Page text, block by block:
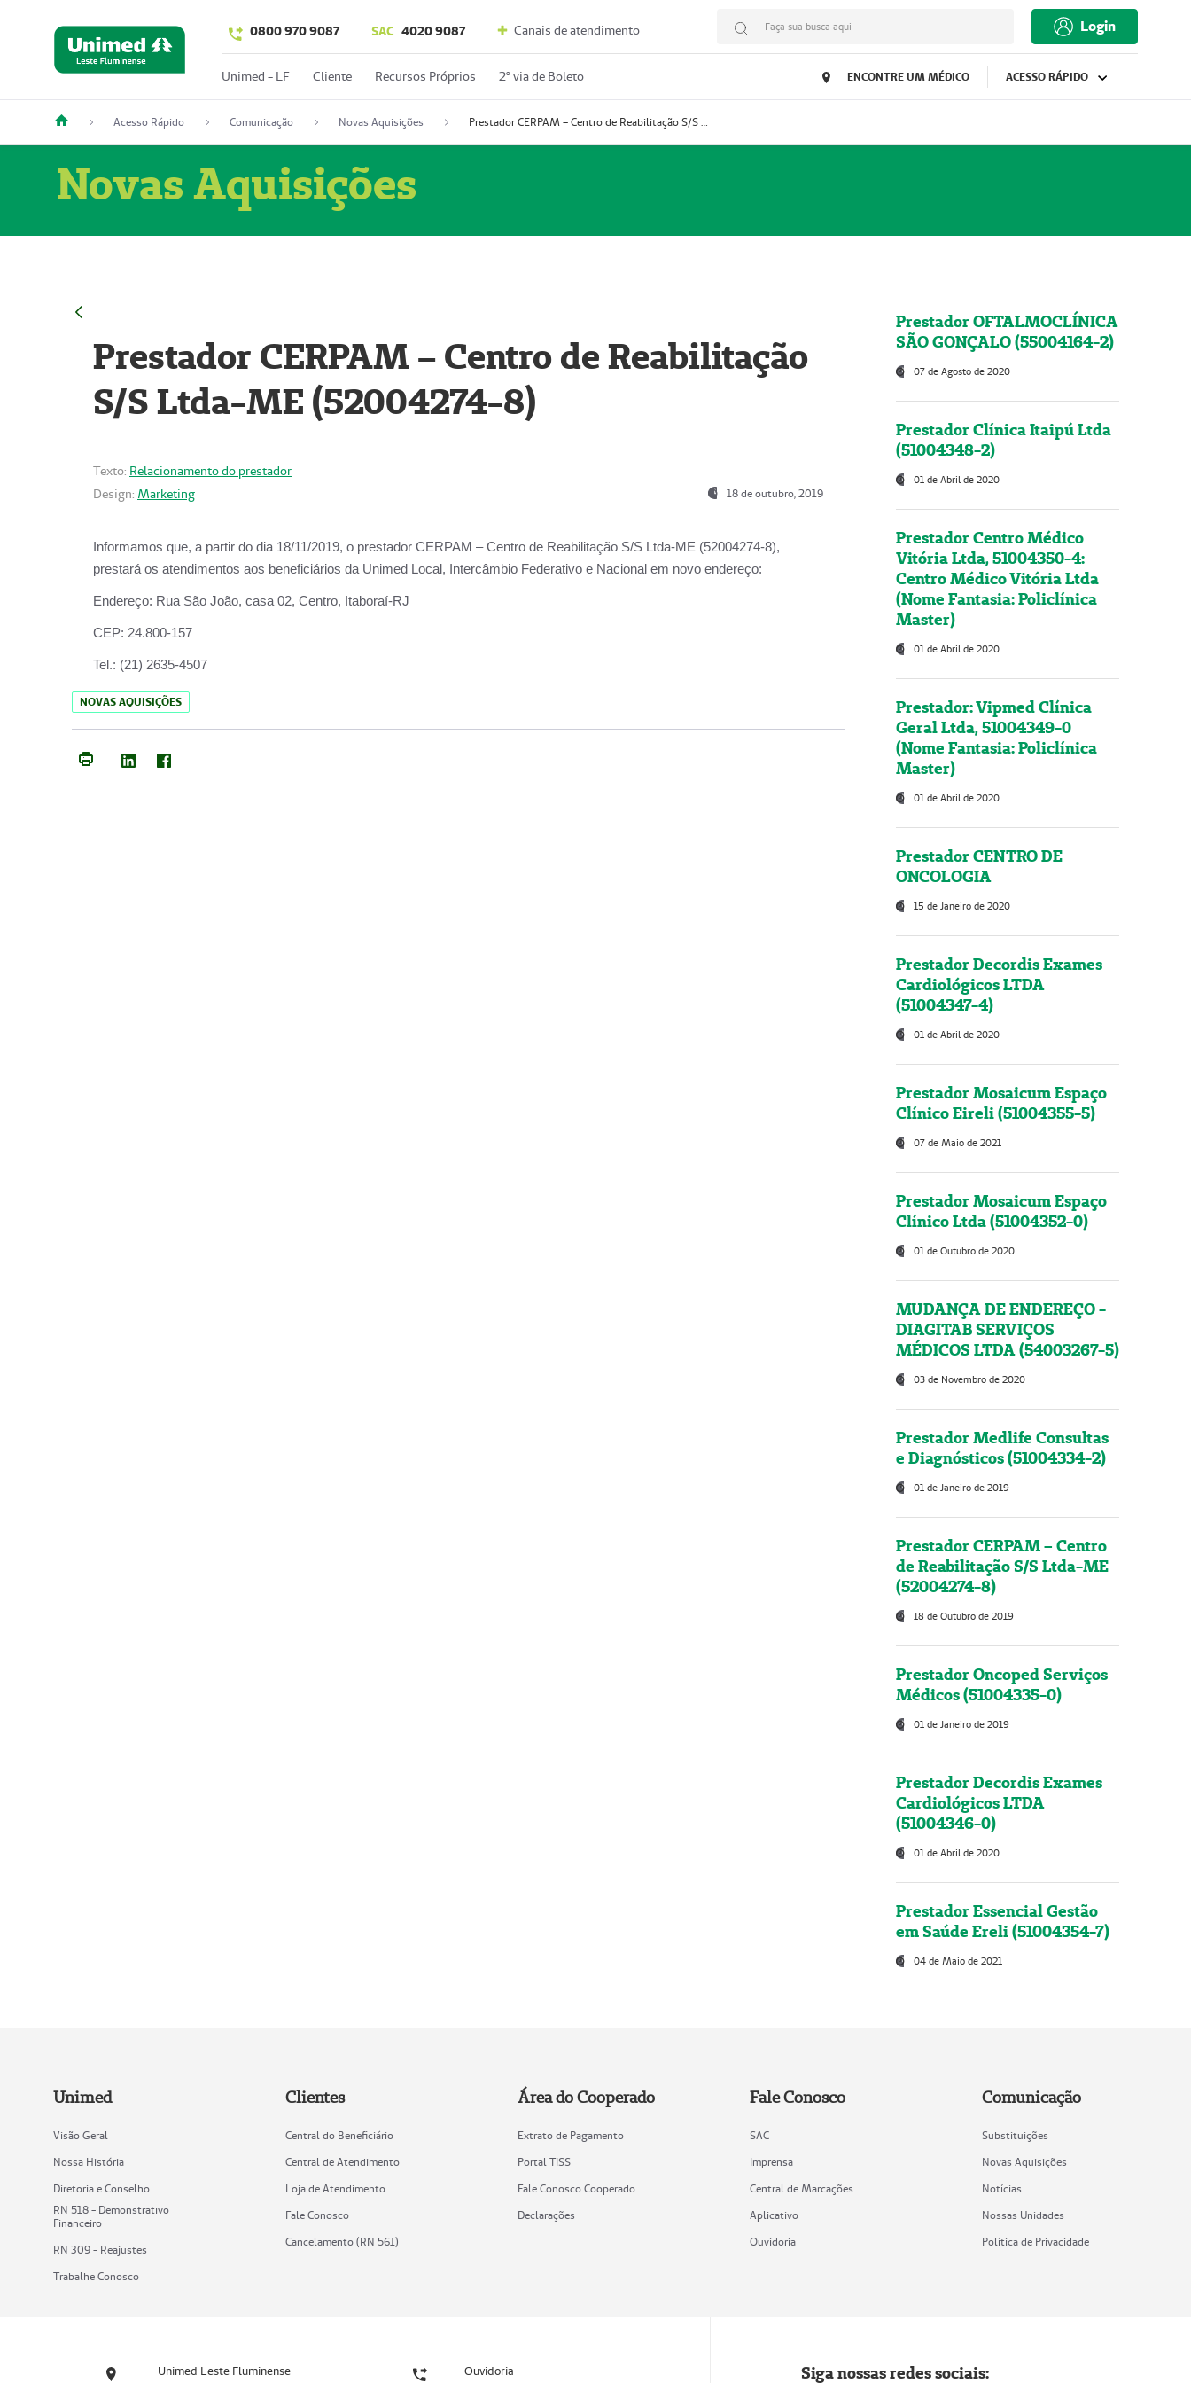
0800 970 9087 SAC 4020 9087 Canais de atendimento Faça sua busca aqui Login
Unimed - LF Cliente Recursos Próprios 2º via de Boleto ENCONTRE UM MÉDICO ACESSO RÁPIDO
Acesso Rápido Comunicação Novas Aquisições Prestador CERPAM – Centro de Reabilitação S/S Ltda-ME (52004274-8)
Novas Aquisições
Prestador CERPAM – Centro de Reabilitação
S/S Ltda-ME (52004274-8)
Texto: Relacionamento do prestador
Design: Marketing 18 de outubro, 2019
Informamos que, a partir do dia 18/11/2019, o prestador CERPAM – Centro de Reabilitação S/S Ltda-ME (52004274-8),
prestará os atendimentos aos beneficiários da Unimed Local, Intercâmbio Federativo e Nacional em novo endereço:
Endereço: Rua São João, casa 02, Centro, Itaboraí-RJ
CEP: 24.800-157
Tel.: (21) 2635-4507
NOVAS AQUISIÇÕES
Prestador OFTALMOCLÍNICA
SÃO GONÇALO (55004164-2)
07 de Agosto de 2020
Prestador Clínica Itaipú Ltda
(51004348-2)
01 de Abril de 2020
Prestador Centro Médico
Vitória Ltda, 51004350-4:
Centro Médico Vitória Ltda
(Nome Fantasia: Policlínica
Master)
01 de Abril de 2020
Prestador: Vipmed Clínica
Geral Ltda, 51004349-0
(Nome Fantasia: Policlínica
Master)
01 de Abril de 2020
Prestador CENTRO DE
ONCOLOGIA
15 de Janeiro de 2020
Prestador Decordis Exames
Cardiológicos LTDA
(51004347-4)
01 de Abril de 2020
Prestador Mosaicum Espaço
Clínico Eireli (51004355-5)
07 de Maio de 2021
Prestador Mosaicum Espaço
Clínico Ltda (51004352-0)
01 de Outubro de 2020
MUDANÇA DE ENDEREÇO -
DIAGITAB SERVIÇOS
MÉDICOS LTDA (54003267-5)
03 de Novembro de 2020
Prestador Medlife Consultas
e Diagnósticos (51004334-2)
01 de Janeiro de 2019
Prestador CERPAM – Centro
de Reabilitação S/S Ltda-ME
(52004274-8)
18 de Outubro de 2019
Prestador Oncoped Serviços
Médicos (51004335-0)
01 de Janeiro de 2019
Prestador Decordis Exames
Cardiológicos LTDA
(51004346-0)
01 de Abril de 2020
Prestador Essencial Gestão
em Saúde Ereli (51004354-7)
04 de Maio de 2021
Unimed
Visão Geral
Nossa História
Diretoria e Conselho
RN 518 - Demonstrativo
Financeiro
RN 309 - Reajustes
Trabalhe Conosco
Clientes
Central do Beneficiário
Central de Atendimento
Loja de Atendimento
Fale Conosco
Cancelamento (RN 561)
Área do Cooperado
Extrato de Pagamento
Portal TISS
Fale Conosco Cooperado
Declarações
Fale Conosco
SAC
Imprensa
Central de Marcações
Aplicativo
Ouvidoria
Comunicação
Substituições
Novas Aquisições
Notícias
Nossas Unidades
Política de Privacidade
Unimed Leste Fluminense Ouvidoria Siga nossas redes sociais: